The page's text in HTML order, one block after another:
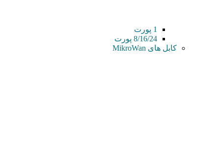
1 پورت
8/16/24 پورت
کابل های MikroWan